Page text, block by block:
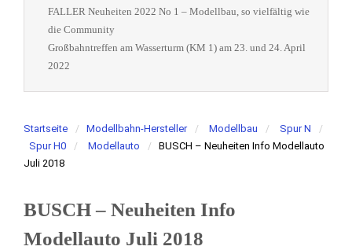
FALLER Neuheiten 2022 No 1 – Modellbau, so vielfältig wie
die Community
Großbahntreffen am Wasserturm (KM 1) am 23. und 24. April
2022
Startseite Modellbahn-Hersteller Modellbau
Spur N
Spur H0
Modellauto
BUSCH – Neuheiten Info Modellauto
Juli 2018
BUSCH – Neuheiten Info
Modellauto Juli 2018